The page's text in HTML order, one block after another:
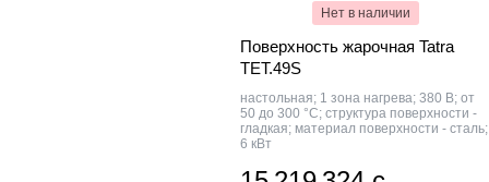
Нет в наличии
Поверхность жарочная Tatra
TET.49S
настольная; 1 зона нагрева; 380 В; от
50 до 300 °С; структура поверхности -
гладкая; материал поверхности - сталь;
6 кВт